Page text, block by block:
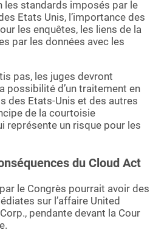
les standards imposés par le
Etats Unis, l’importance des
les enquêtes, les liens de la
par les données avec les
pas, les juges devront
possibilité d’un traitement en
des Etats-Unis et des autres
de la courtoisie
représente un risque pour les
du Cloud Act
le Congrès pourrait avoir des
sur l’affaire United
pendante devant la Cour